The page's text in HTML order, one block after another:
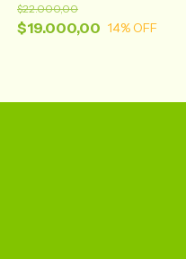
$19.000,00
$22.000,00
14% OFF